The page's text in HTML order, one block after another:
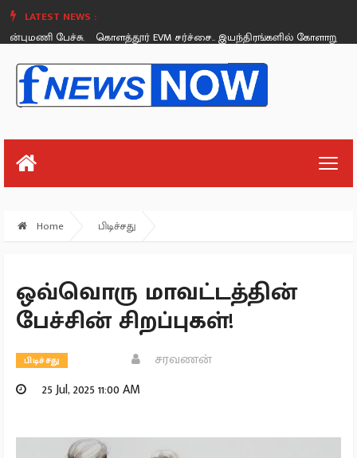
LATEST NEWS :
பேச்சு.
கொளத்தூர் EVM சர்ச்சை.. இயந்திரங்களில் கோளாறு இல்லை
Saturday, August 26
Home பிடிச்சது
ஒவ்வொரு மாவட்டத்தின்
பேச்சின் சிறப்புகள்!
பிடிச்சது
சரவணன்
25 Jul, 2025 11:00 AM